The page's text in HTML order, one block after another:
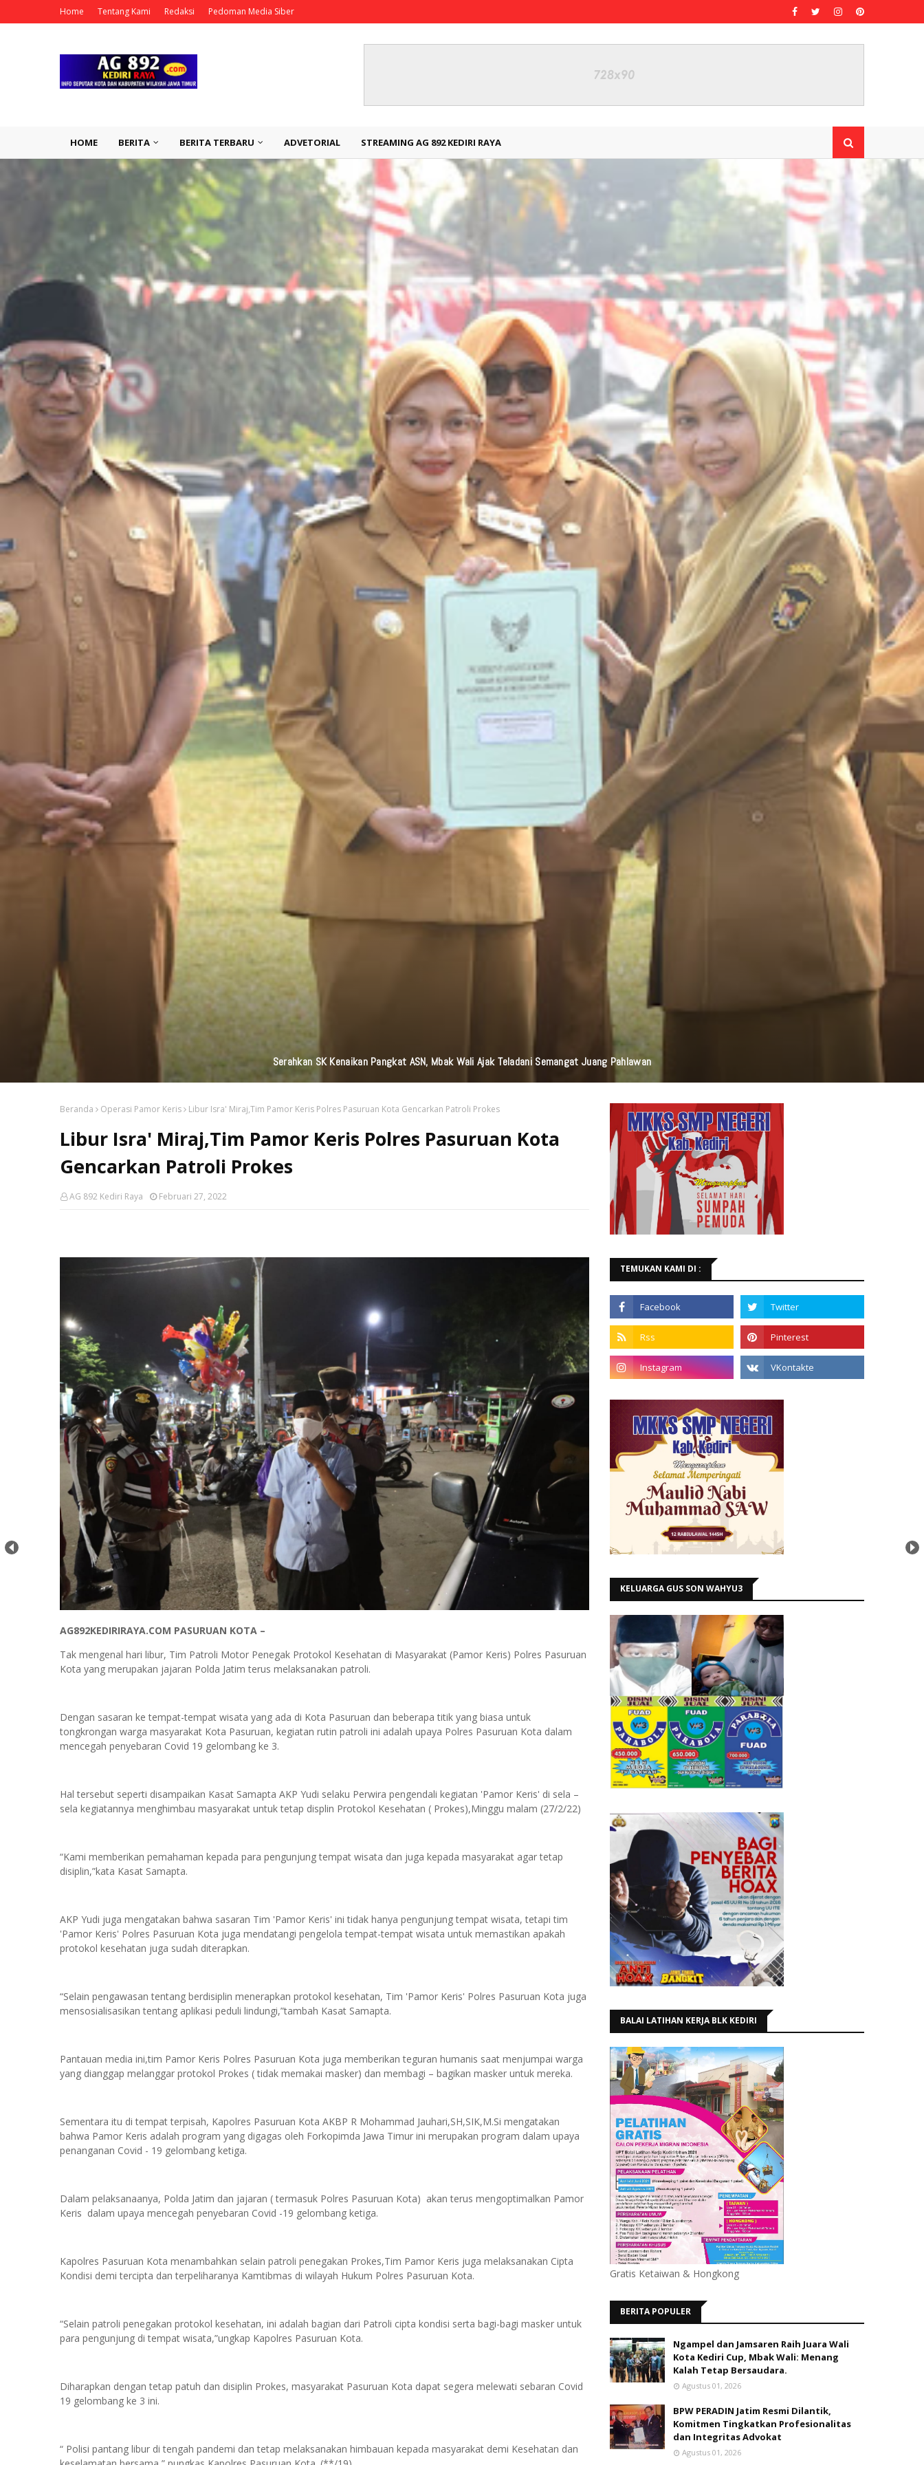
Home Tentang Kami Redaksi Pedoman Media Siber
HOME BERITA BERITA TERBARU ADVETORIAL STREAMING AG 892 KEDIRI RAYA
KAI Daop 7 Madiun Kembali Salurkan Bantuan TJSL Senilai Ratusan Juta Untuk Infrastruktur, Pendidikan, Pelestarian Budaya, Dan Disabilitas
Beranda Operasi Pamor Keris Libur Isra' Miraj,Tim Pamor Keris Polres Pasuruan Kota Gencarkan Patroli Prokes
Libur Isra' Miraj,Tim Pamor Keris Polres Pasuruan Kota
Gencarkan Patroli Prokes
AG 892 Kediri Raya Februari 27, 2022
AG892KEDIRIRAYA.COM PASURUAN KOTA –
Tak mengenal hari libur, Tim Patroli Motor Penegak Protokol Kesehatan di Masyarakat (Pamor Keris) Polres Pasuruan
Kota yang merupakan jajaran Polda Jatim terus melaksanakan patroli.
Dengan sasaran ke tempat-tempat wisata yang ada di Kota Pasuruan dan beberapa titik yang biasa untuk
tongkrongan warga masyarakat Kota Pasuruan, kegiatan rutin patroli ini adalah upaya Polres Pasuruan Kota dalam
mencegah penyebaran Covid 19 gelombang ke 3.
Hal tersebut seperti disampaikan Kasat Samapta AKP Yudi selaku Perwira pengendali kegiatan 'Pamor Keris' di sela –
sela kegiatannya menghimbau masyarakat untuk tetap displin Protokol Kesehatan ( Prokes),Minggu malam (27/2/22)
“Kami memberikan pemahaman kepada para pengunjung tempat wisata dan juga kepada masyarakat agar tetap
disiplin,”kata Kasat Samapta.
AKP Yudi juga mengatakan bahwa sasaran Tim 'Pamor Keris' ini tidak hanya pengunjung tempat wisata, tetapi tim
'Pamor Keris' Polres Pasuruan Kota juga mendatangi pengelola tempat-tempat wisata untuk memastikan apakah
protokol kesehatan juga sudah diterapkan.
“Selain pengawasan tentang berdisiplin menerapkan protokol kesehatan, Tim 'Pamor Keris' Polres Pasuruan Kota juga
mensosialisasikan tentang aplikasi peduli lindungi,”tambah Kasat Samapta.
Pantauan media ini,tim Pamor Keris Polres Pasuruan Kota juga memberikan teguran humanis saat menjumpai warga
yang dianggap melanggar protokol Prokes ( tidak memakai masker) dan membagi – bagikan masker untuk mereka.
Sementara itu di tempat terpisah, Kapolres Pasuruan Kota AKBP R Mohammad Jauhari,SH,SIK,M.Si mengatakan
bahwa Pamor Keris adalah program yang digagas oleh Forkopimda Jawa Timur ini merupakan program dalam upaya
penanganan Covid - 19 gelombang ketiga.
Dalam pelaksanaanya, Polda Jatim dan jajaran ( termasuk Polres Pasuruan Kota) akan terus mengoptimalkan Pamor
Keris dalam upaya mencegah penyebaran Covid -19 gelombang ketiga.
Kapolres Pasuruan Kota menambahkan selain patroli penegakan Prokes,Tim Pamor Keris juga melaksanakan Cipta
Kondisi demi tercipta dan terpeliharanya Kamtibmas di wilayah Hukum Polres Pasuruan Kota.
“Selain patroli penegakan protokol kesehatan, ini adalah bagian dari Patroli cipta kondisi serta bagi-bagi masker untuk
para pengunjung di tempat wisata,”ungkap Kapolres Pasuruan Kota.
Diharapkan dengan tetap patuh dan disiplin Prokes, masyarakat Pasuruan Kota dapat segera melewati sebaran Covid
19 gelombang ke 3 ini.
“ Polisi pantang libur di tengah pandemi dan tetap melaksanakan himbauan kepada masyarakat demi Kesehatan dan
TEMUKAN KAMI DI :
KELUARGA GUS SON WAHYU3
BALAI LATIHAN KERJA BLK KEDIRI
Gratis Ketaiwan & Hongkong
BERITA POPULER
Ngampel dan Jamsaren Raih Juara Wali
Kota Kediri Cup, Mbak Wali: Menang
Kalah Tetap Bersaudara.
Agustus 01, 2026
BPW PERADIN Jatim Resmi Dilantik,
Komitmen Tingkatkan Profesionalitas
dan Integritas Advokat
Agustus 01, 2026